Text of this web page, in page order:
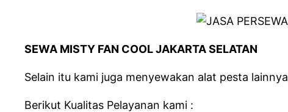
SEWA MISTY FAN COOL JAKARTA SELATAN
Selain itu kami juga menyewakan alat pesta
Berikut Kualitas Pelayanan kami :